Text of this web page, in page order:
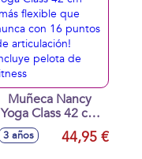
Muñeca Nancy
Yoga Class 42 cm
¡más flexible que
nunca con 16
3 años 44,95 €